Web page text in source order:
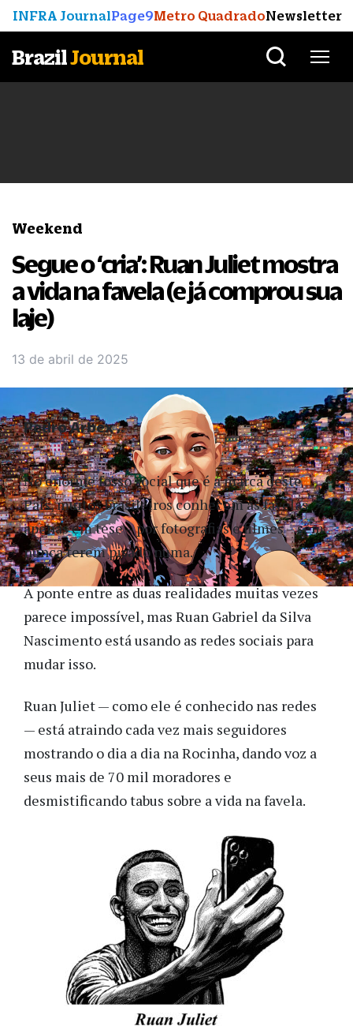
INFRA JournalPage9Metro QuadradoNewsletter
BrazilJournal
Weekend
Segue o ‘cria’: Ruan Juliet mostra
a vida na favela (e já comprou sua
laje)
13 de abril de 2025
No enorme fosso social que é a marca deste
País, muitos brasileiros conhecem as favelas
apenas em tese – por fotografias e filmes – sem
nunca terem pisado numa.
A ponte entre as duas realidades muitas vezes
parece impossível, mas Ruan Gabriel da Silva
Nascimento está usando as redes sociais para
mudar isso.
Ruan Juliet — como ele é conhecido nas redes
— está atraindo cada vez mais seguidores
mostrando o dia a dia na Rocinha, dando voz a
seus mais de 70 mil moradores e
desmistificando tabus sobre a vida na favela.
Pedro Arbex